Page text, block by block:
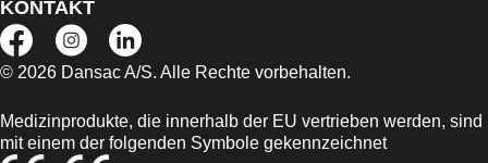
KONTAKT
© 2026 Dansac A/S. Alle Rechte vorbehalten.
Medizinprodukte, die innerhalb der EU vertrieben werden, sind
mit einem der folgenden Symbole gekennzeichnet